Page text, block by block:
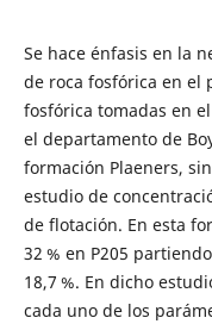
Se hace énfasis en la
de roca fosfórica en el
fosfórica tomadas en
el departamento de
formación Plaeners,
estudio de
de flotación. En esta
32 % en P205
18,7 %. En dicho
cada uno de los